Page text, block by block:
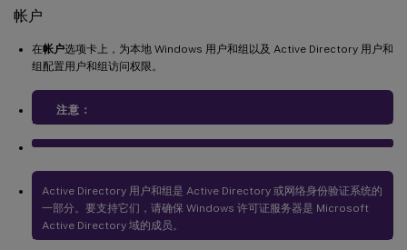
帐户
在帐户选项卡上，为本地 Windows 用户和组以及 Active Directory 用户和
组配置用户和组访问权限。
注意：
Active Directory 用户和组是 Active Directory 或网络身份验证系统的
一部分。要支持它们，请确保 Windows 许可证服务器是 Microsoft
Active Directory 域的成员。